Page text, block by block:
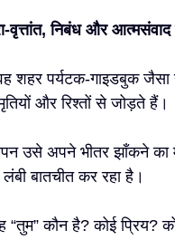
वृत्तांत, निबंध और आत्मसंवाद
शहर पर्यटक-गाइडबुक जैसा
और रिश्तों से जोड़ते हैं।
उसे अपने भीतर झाँकने का
बातचीत कर रहा है।
“तुम” कौन है? कोई प्रिय?